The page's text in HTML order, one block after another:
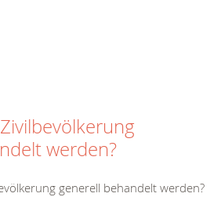
werden?
generell behandelt werden?